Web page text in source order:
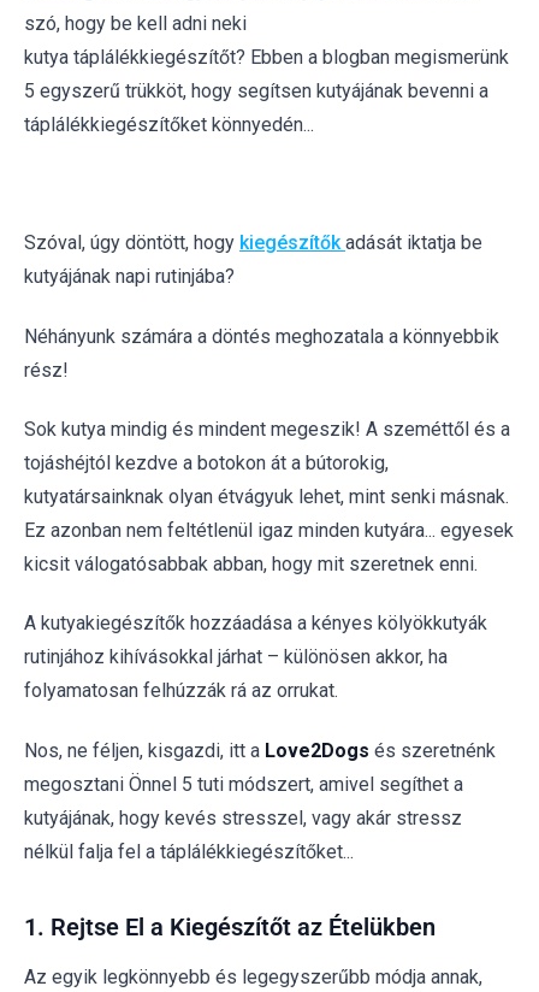
szó, hogy be kell adni neki
kutya táplálékkiegészítőt? Ebben a blogban megismerünk
5 egyszerű trükköt, hogy segítsen kutyájának bevenni a
táplálékkiegészítőket könnyedén...
Szóval, úgy döntött, hogy kiegészítőkadását iktatja be
kutyájának napi rutinjába?
Néhányunk számára a döntés meghozatala a könnyebbik
rész!
Sok kutya mindig és mindent megeszik! A szeméttől és a
tojáshéjtól kezdve a botokon át a bútorokig,
kutyatársainknak olyan étvágyuk lehet, mint senki másnak.
Ez azonban nem feltétlenül igaz minden kutyára... egyesek
kicsit válogatósabbak abban, hogy mit szeretnek enni.
A kutyakiegészítők hozzáadása a kényes kölyökkutyák
rutinjához kihívásokkal járhat – különösen akkor, ha
folyamatosan felhúzzák rá az orrukat.
Nos, ne féljen, kisgazdi, itt a Love2Dogs és szeretnénk
megosztani Önnel 5 tuti módszert, amivel segíthet a
kutyájának, hogy kevés stresszel, vagy akár stressz
nélkül falja fel a táplálékkiegészítőket...
1. Rejtse El a Kiegészítőt az Ételükben
Az egyik legkönnyebb és legegyszerűbb módja annak,